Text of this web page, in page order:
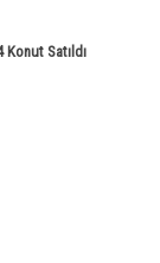
Satıldı